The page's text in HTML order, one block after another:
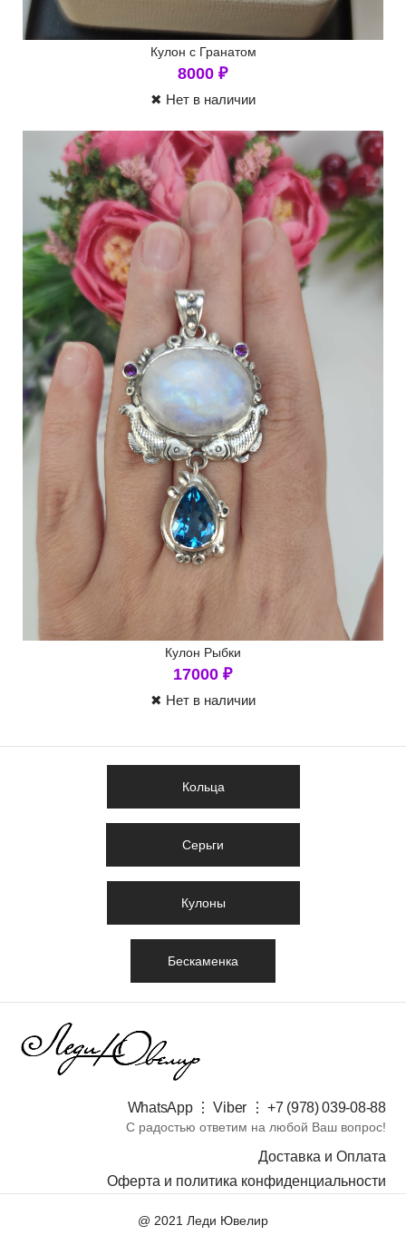
Кулон с Гранатом
8000 ₽
✖ Нет в наличии
Кулон Рыбки
17000 ₽
✖ Нет в наличии
Кольца
Серьги
Кулоны
Бескаменка
WhatsApp ⋮ Viber ⋮ +7 (978) 039-08-88​
С радостью ответим на любой Ваш вопрос!
Доставка и Оплата
Оферта и политика конфиденциальности
@ 2021 Леди Ювелир